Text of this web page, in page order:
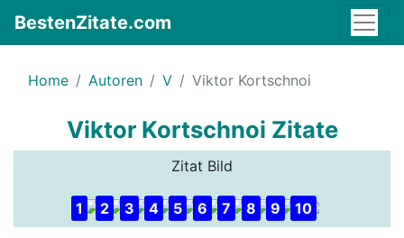
BestenZitate.com
Home Autoren V Viktor Kortschnoi
Viktor Kortschnoi Zitate
Zitat Bild
1 2 3 4 5 6 7 8 9 10